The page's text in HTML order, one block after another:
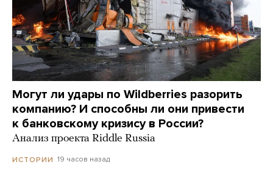
Могут ли удары по Wildberries разорить
компанию? И способны ли они привести
к банковскому кризису в России?
Анализ проекта Riddle Russia
ИСТОРИИ 19 часов назад